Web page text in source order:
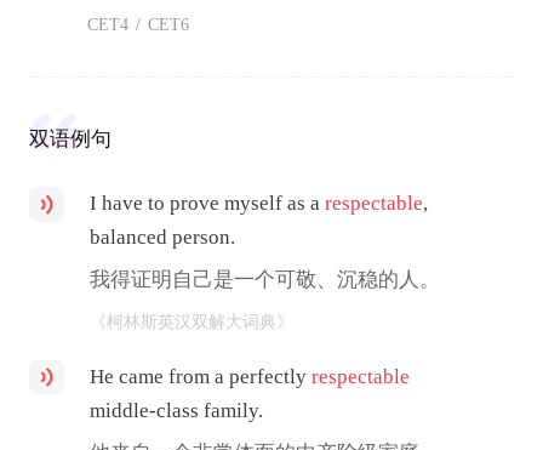
CET4 / CET6
双语例句
I have to prove myself as arespectable,
balanced person.
我得证明自己是一个可敬、沉稳的人。
《柯林斯英汉双解大词典》
He came from a perfectlyrespectable
middle-class family.